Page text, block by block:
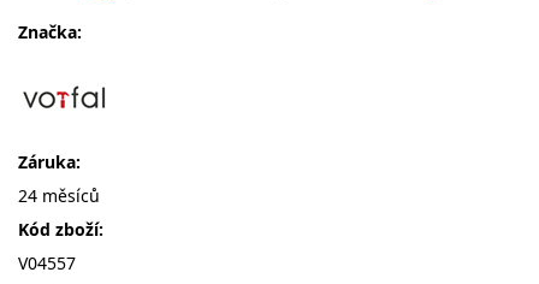
Značka:
Záruka:
24 měsíců
Kód zboží:
V04557